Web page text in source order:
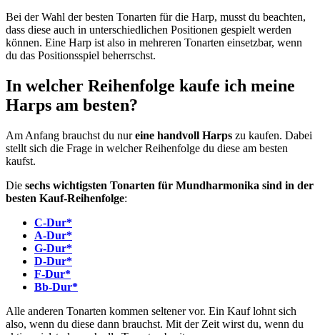
Bei der Wahl der besten Tonarten für die Harp, musst du beachten,
dass diese auch in unterschiedlichen Positionen gespielt werden
können. Eine Harp ist also in mehreren Tonarten einsetzbar, wenn
du das Positionsspiel beherrschst.
In welcher Reihenfolge kaufe ich meine
Harps am besten?
Am Anfang brauchst du nureine handvoll Harps zu kaufen. Dabei
stellt sich die Frage in welcher Reihenfolge du diese am besten
kaufst.
Die sechs wichtigsten Tonarten für Mundharmonika sind in der
besten Kauf-Reihenfolge:
C-Dur*
A-Dur*
G-Dur*
D-Dur*
F-Dur*
Bb-Dur*
Alle anderen Tonarten kommen seltener vor. Ein Kauf lohnt sich
also, wenn du diese dann brauchst. Mit der Zeit wirst du, wenn du